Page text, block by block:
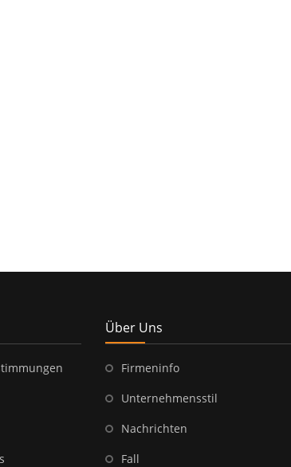
Über Uns
Firmeninfo
Unternehmensstil
Nachrichten
Fall